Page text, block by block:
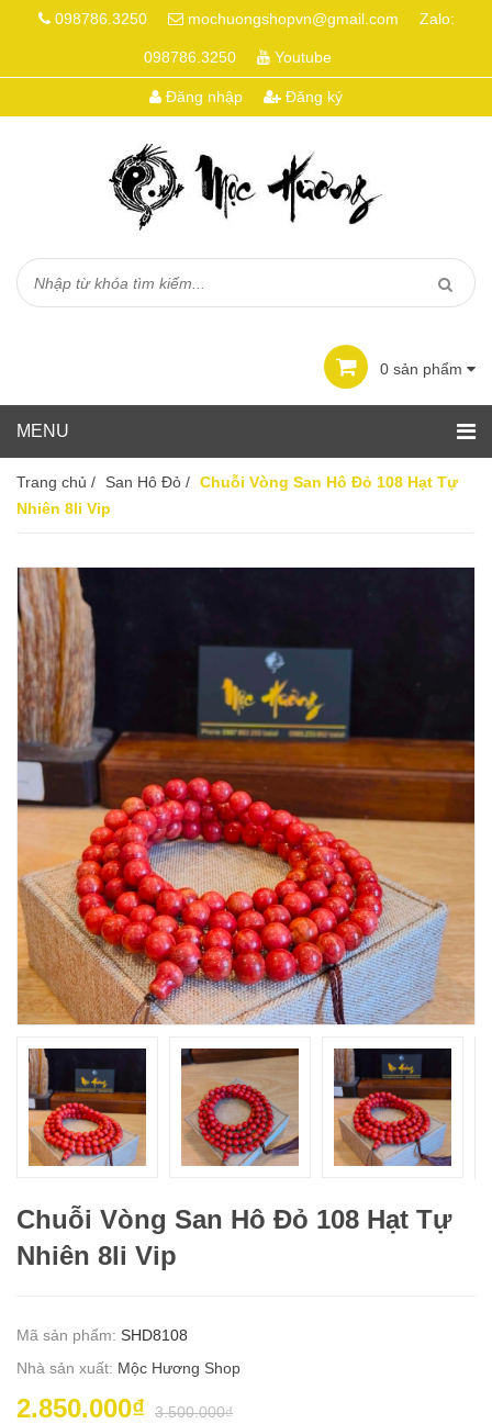
098786.3250 mochuongshopvn@gmail.com Zalo:
098786.3250 Youtube
Đăng nhập Đăng ký
0 sản phẩm
Trang chủ / San Hô Đỏ / Chuỗi Vòng San Hô Đỏ 108 Hạt Tự
Nhiên 8li Vip
Chuỗi Vòng San Hô Đỏ 108 Hạt Tự
Nhiên 8li Vip
Mã sản phẩm: SHD8108
Nhà sản xuất: Mộc Hương Shop
2.850.000₫ 3.500.000₫